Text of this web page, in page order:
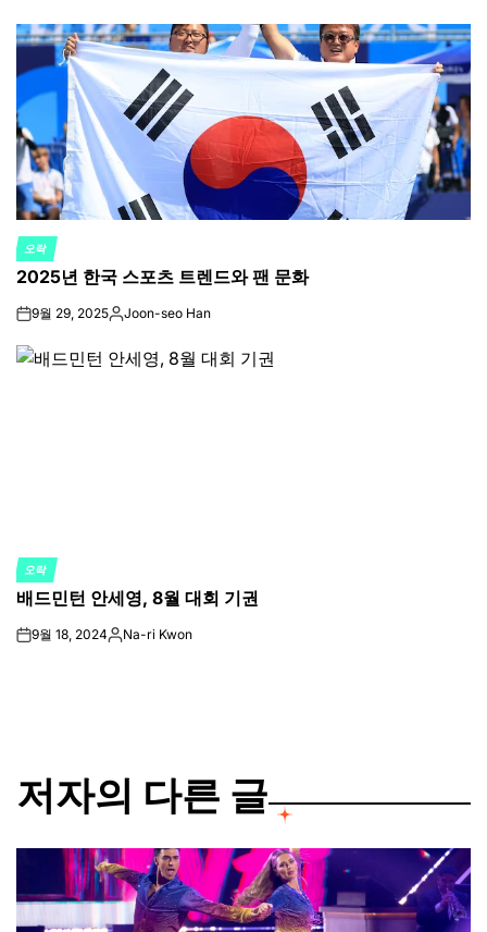
POSTED
IN
오락
2025년 한국 스포츠 트렌드와 팬 문화
on9월 29, 2025Posted
Joon-seo Han
POSTED
IN
오락
배드민턴 안세영, 8월 대회 기권
on9월 18, 2024Posted
Na-ri Kwon
저자의 다른 글